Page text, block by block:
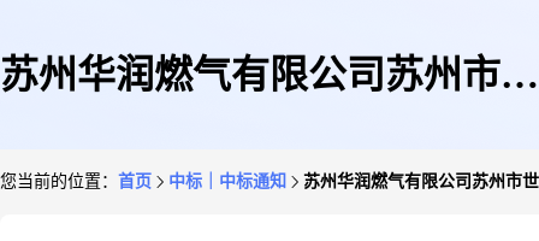
苏州华润燃气有限公司苏州市世
您当前的位置： 首页 中标｜中标通知 苏州华润燃气有限公司苏州市